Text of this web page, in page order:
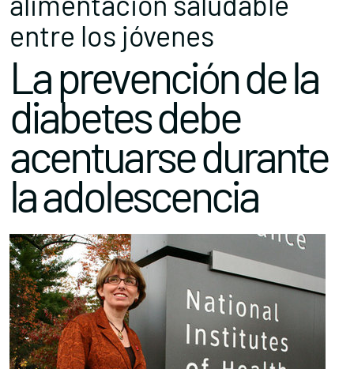
entre los jóvenes
La prevención de la
diabetes debe
acentuarse durante
la adolescencia